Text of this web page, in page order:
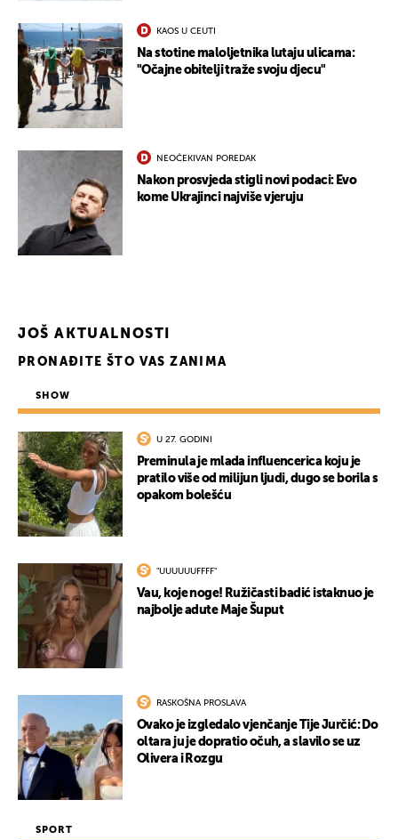
KAOS U CEUTI
Na stotine maloljetnika lutaju ulicama:
"Očajne obitelji traže svoju djecu"
NEOČEKIVAN POREDAK
Nakon prosvjeda stigli novi podaci: Evo
kome Ukrajinci najviše vjeruju
JOŠ AKTUALNOSTI
PRONAĐITE ŠTO VAS ZANIMA
SHOW
U 27. GODINI
Preminula je mlada influencerica koju je
pratilo više od milijun ljudi, dugo se borila s
opakom bolešću
"UUUUUUFFFF"
Vau, koje noge! Ružičasti badić istaknuo je
najbolje adute Maje Šuput
RASKOŠNA PROSLAVA
Ovako je izgledalo vjenčanje Tije Jurčić: Do
oltara ju je dopratio očuh, a slavilo se uz
Olivera i Rozgu
SPORT